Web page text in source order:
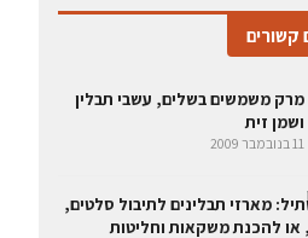
קשורים
מרק משמשים בשלים, עשבי תבלין
ושמן זית
11 בנובמבר 2009
מארזי תבלינים לתיבול סלטים,
או להכנת משקאות וחליטות